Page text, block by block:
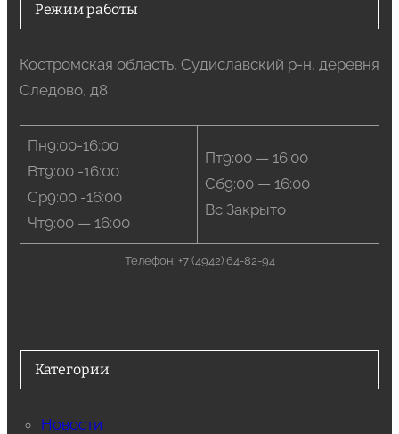
Режим работы
Костромская область, Судиславский р-н, деревня
Следово, д8
Пн9:00-16:00
Вт9:00 -16:00
Ср9:00 -16:00
Чт9:00 — 16:00
Пт9:00 — 16:00
Сб9:00 — 16:00
Вс Закрыто
Телефон: +7 (4942) 64-82-94
Категории
Новости